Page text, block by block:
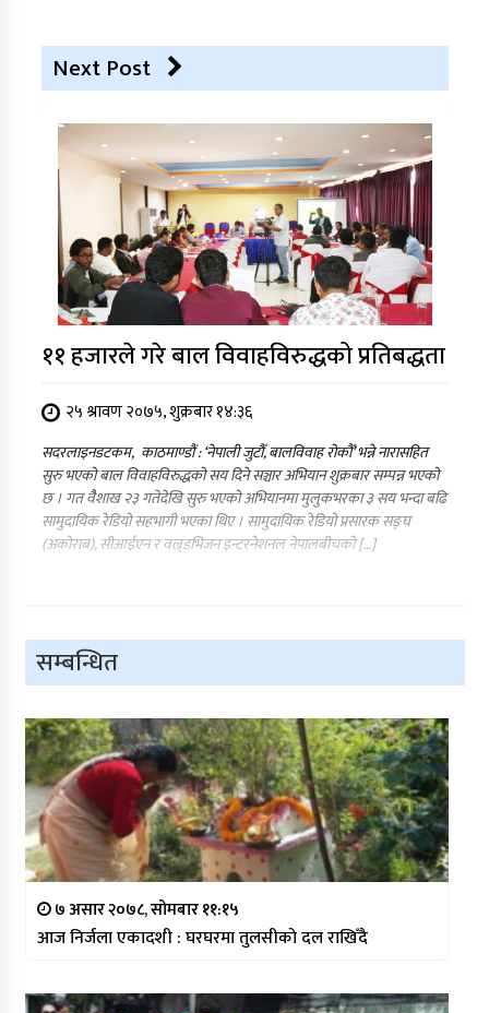
Next Post
११ हजारले गरे बाल विवाहविरुद्धको प्रतिबद्धता
२५ श्रावण २०७५, शुक्रबार १४:३६
सदरलाइनडटकम, काठमाण्डौं : ‘नेपाली जुटौँ, बालविवाह रोकौँ’ भन्ने नारासहित
सुरु भएको बाल विवाहविरुद्धको सय दिने सञ्चार अभियान शुक्रबार सम्पन्न भएको
छ । गत वैैशाख २३ गतेदेखि सुरु भएको अभियानमा मुलुकभरका ३ सय भन्दा बढि
सामुदायिक रेडियो सहभागी भएका थिए । सामुदायिक रेडियो प्रसारक सङ्घ
(अकोराब), सीआईएन र वल्र्डभिजन इन्टरनेशनल नेपालबीचको […]
सम्बन्धित
७ असार २०७८, सोमबार ११:१५
आज निर्जला एकादशी : घरघरमा तुलसीको दल राखिँदै